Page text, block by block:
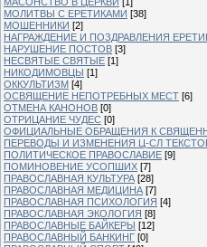
МОЛИТВЫ С ЕРЕТИКАМИ [38]
МОШЕННИКИ [2]
НАГРАЖДЕНИЕ И ПОЗДРАВЛЕНИЯ
НАРУШЕНИЕ ПОСТОВ [3]
НЕСВЯТЫЕ СВЯТЫЕ [1]
НИКОДИМОВЦЫ [1]
ОККУЛЬТИЗМ [4]
ОСВЯЩЕНИЕ НЕПОТРЕБНЫХ МЕСТ [6]
ОТМЕНА КАНОНОВ [0]
ОТРИЦАНИЕ ЧУДЕС [0]
ОФИЦИАЛЬНЫЕ ОБРАЩЕНИЯ К
ПЕРЕВОДЫ И ИЗМЕНЕНИЯ Ц-СЛ
ПОЛИТИЧЕСКОЕ ПРАВОСЛАВИЕ [9]
ПОМИНОВЕНИЕ УСОПШИХ [7]
ПРАВОСЛАВНАЯ КУЛЬТУРА [28]
ПРАВОСЛАВНАЯ МЕДИЦИНА [7]
ПРАВОСЛАВНАЯ ПСИХОЛОГИЯ [4]
ПРАВОСЛАВНАЯ ЭКОЛОГИЯ [8]
ПРАВОСЛАВНЫЕ БАЙКЕРЫ [12]
ПРАВОСЛАВНЫЙ БАНКИНГ [0]